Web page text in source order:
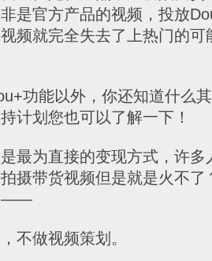
是官方产品的视频，投放
频就完全失去了上热门的可
功能以外，你还知道什么
计划您也可以了解一下！
为直接的变现方式，许多
摄带货视频但是就是火不了
——
做视频策划。